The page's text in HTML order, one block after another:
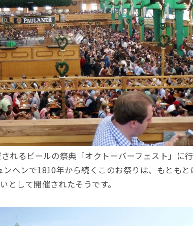
れるビールの祭典「オクトーバーフェスト」に
ヘンで1810年から続くこのお祭りは、もともと
して開催されたそうです。